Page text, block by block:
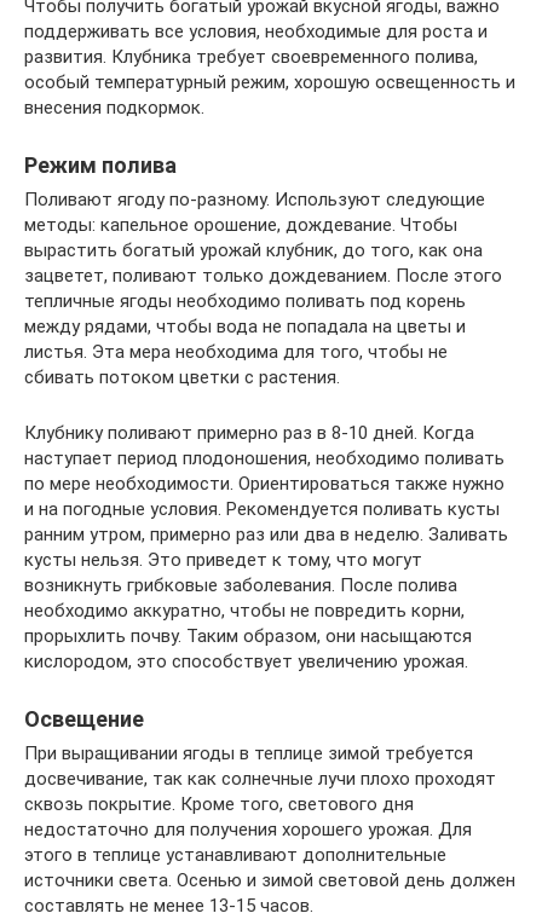
Чтобы получить богатый урожай вкусной ягоды, важно
поддерживать все условия, необходимые для роста и
развития. Клубника требует своевременного полива,
особый температурный режим, хорошую освещенность и
внесения подкормок.
Режим полива
Поливают ягоду по-разному. Используют следующие
методы: капельное орошение, дождевание. Чтобы
вырастить богатый урожай клубник, до того, как она
зацветет, поливают только дождеванием. После этого
тепличные ягоды необходимо поливать под корень
между рядами, чтобы вода не попадала на цветы и
листья. Эта мера необходима для того, чтобы не
сбивать потоком цветки с растения.
Клубнику поливают примерно раз в 8-10 дней. Когда
наступает период плодоношения, необходимо поливать
по мере необходимости. Ориентироваться также нужно
и на погодные условия. Рекомендуется поливать кусты
ранним утром, примерно раз или два в неделю. Заливать
кусты нельзя. Это приведет к тому, что могут
возникнуть грибковые заболевания. После полива
необходимо аккуратно, чтобы не повредить корни,
прорыхлить почву. Таким образом, они насыщаются
кислородом, это способствует увеличению урожая.
Освещение
При выращивании ягоды в теплице зимой требуется
досвечивание, так как солнечные лучи плохо проходят
сквозь покрытие. Кроме того, светового дня
недостаточно для получения хорошего урожая. Для
этого в теплице устанавливают дополнительные
источники света. Осенью и зимой световой день должен
составлять не менее 13-15 часов.